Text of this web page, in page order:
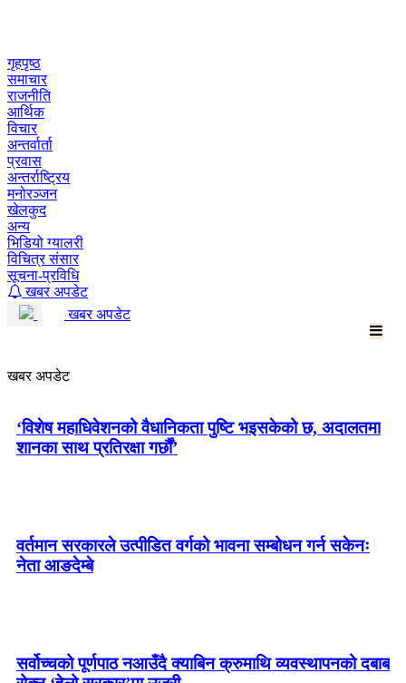
गृहपृष्ठ
समाचार
राजनीति
आर्थिक
विचार
अन्तर्वार्ता
प्रवास
अन्तर्राष्ट्रिय
मनोरञ्जन
खेलकुद
अन्य
भिडियो ग्यालरी
विचित्र संसार
सूचना-प्रविधि
खबर अपडेट
खबर अपडेट
खबर अपडेट
‘विशेष महाधिवेशनको वैधानिकता पुष्टि भइसकेको छ, अदालतमा
शानका साथ प्रतिरक्षा गर्छौं’
वर्तमान सरकारले उत्पीडित वर्गको भावना सम्बोधन गर्न सकेनः
नेता आङदेम्बे
सर्वोच्चको पूर्णपाठ नआउँदै क्याबिन क्रुमाथि व्यवस्थापनको दबाब